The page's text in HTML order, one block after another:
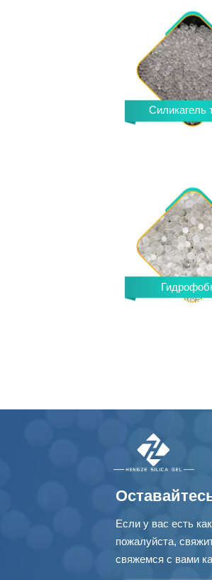
Силикагель
Если у вас есть
пожалуйста,
свяжемся с вами